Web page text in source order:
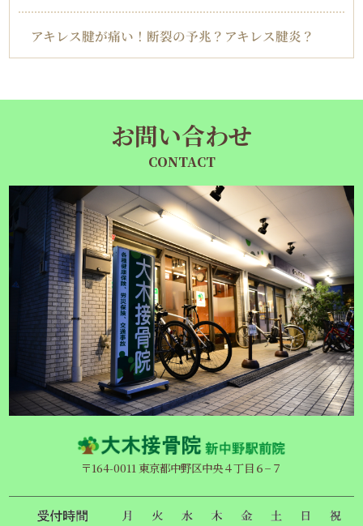
アキレス腱が痛い！断裂の予兆？アキレス腱炎？
お問い合わせ
CONTACT
〒164-0011 東京都中野区中央４丁目６−７